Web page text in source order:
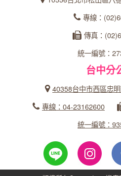
專線：
傳真：
統一編號：
台中分
40358台中市西區忠
專線：04-23162600
統一編號：